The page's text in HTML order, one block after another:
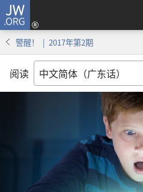
JW.ORG
警醒！ | 2017年第2期
阅读